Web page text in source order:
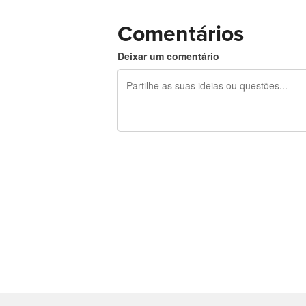
Comentários
Deixar um comentário